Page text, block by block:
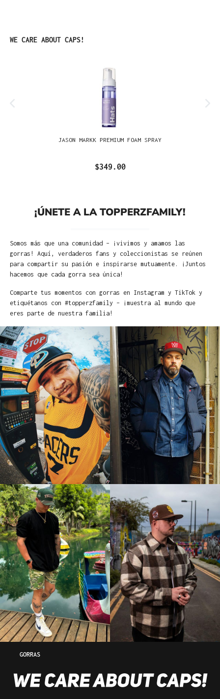
Omitir la galería de productos
WE CARE ABOUT CAPS!
JASON MARKK PREMIUM FOAM SPRAY
$349.00
¡ÚNETE A LA TOPPERZFAMILY!
Somos más que una comunidad – ¡vivimos y amamos las
gorras! Aquí, verdaderos fans y coleccionistas se reúnen
para compartir su pasión e inspirarse mutuamente. ¡Juntos
hacemos que cada gorra sea única!
Comparte tus momentos con gorras en Instagram y TikTok y
etiquétanos con #topperzfamily – ¡muestra al mundo que
eres parte de nuestra familia!
GORRAS